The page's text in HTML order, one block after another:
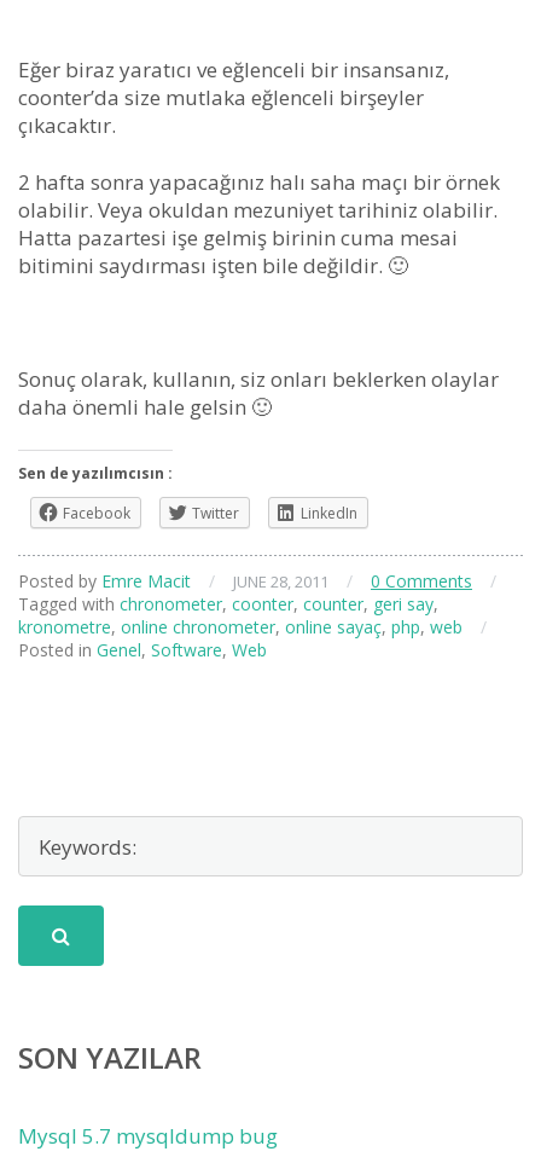
Eğer biraz yaratıcı ve eğlenceli bir insansanız,
coonter’da size mutlaka eğlenceli birşeyler
çıkacaktır.
2 hafta sonra yapacağınız halı saha maçı bir örnek
olabilir. Veya okuldan mezuniyet tarihiniz olabilir.
Hatta pazartesi işe gelmiş birinin cuma mesai
bitimini saydırması işten bile değildir. 🙂
Sonuç olarak, kullanın, siz onları beklerken olaylar
daha önemli hale gelsin 🙂
Sen de yazılımcısın :
Facebook
Twitter LinkedIn
Posted by Emre Macit / JUNE 28, 2011 / 0 Comments
/
Tagged with chronometer, coonter, counter, geri say,
kronometre, online chronometer, online sayaç, php, web
/
Posted in Genel, Software, Web
SON YAZILAR
Mysql 5.7 mysqldump bug